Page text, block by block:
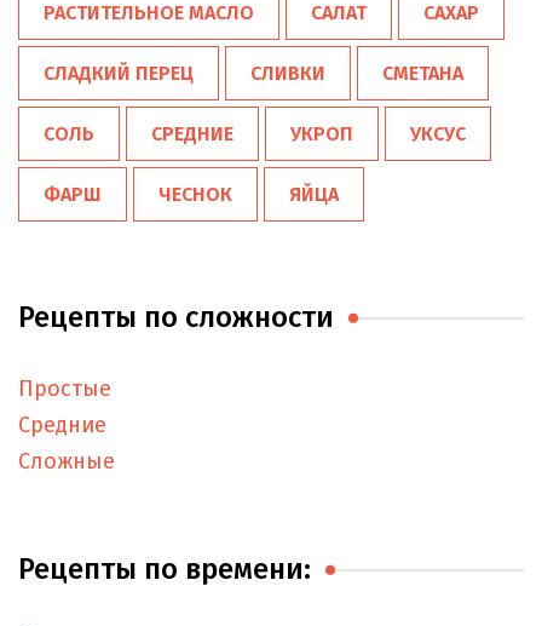
РАСТИТЕЛЬНОЕ МАСЛО САЛАТ САХАР
СЛАДКИЙ ПЕРЕЦ СЛИВКИ СМЕТАНА
СОЛЬ СРЕДНИЕ УКРОП УКСУС
ФАРШ ЧЕСНОК ЯЙЦА
Рецепты по сложности
Простые
Средние
Сложные
Рецепты по времени: